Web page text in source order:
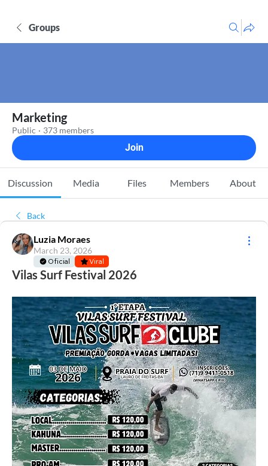
Groups
Marketing
Public · 373 members
Join
Discussion Media Files Members About
Back
Luzia Moraes
March 23, 2026
Oficial Viral
Vilas Surf Festival 2026